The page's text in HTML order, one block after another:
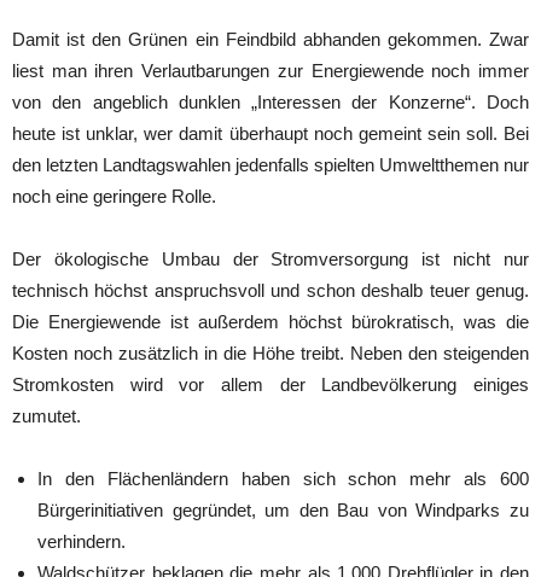
Damit ist den Grünen ein Feindbild abhanden gekommen. Zwar
liest man ihren Verlautbarungen zur Energiewende noch immer
von den angeblich dunklen „Interessen der Konzerne“. Doch
heute ist unklar, wer damit überhaupt noch gemeint sein soll. Bei
den letzten Landtagswahlen jedenfalls spielten Umweltthemen nur
noch eine geringere Rolle.
Der ökologische Umbau der Stromversorgung ist nicht nur
technisch höchst anspruchsvoll und schon deshalb teuer genug.
Die Energiewende ist außerdem höchst bürokratisch, was die
Kosten noch zusätzlich in die Höhe treibt. Neben den steigenden
Stromkosten wird vor allem der Landbevölkerung einiges
zumutet.
In den Flächenländern haben sich schon mehr als 600
Bürgerinitiativen gegründet, um den Bau von Windparks zu
verhindern.
Waldschützer beklagen die mehr als 1.000 Drehflügler in den